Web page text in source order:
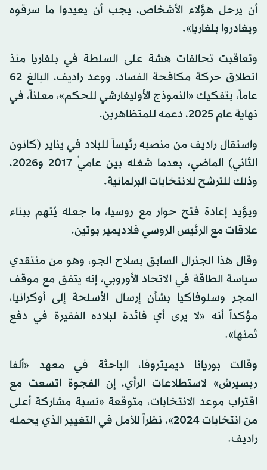
أن يرحل هؤلاء الأشخاص، يجب أن يعيدوا ما سرقوه
ويغادروا بلغاريا».
وتعاقبت تحالفات هشة على السلطة في بلغاريا منذ
انطلاق حركة مكافحة الفساد، ووعد راديف، البالغ 62
عاماً، بتفكيك «النموذج الأوليغارشي للحكم»، معلناً، في
نهاية عام 2025، دعمه للمتظاهرين.
واستقال راديف من منصبه رئيساً للبلاد في يناير (كانون
الثاني) الماضي، بعدما شغله بين عاميْ 2017 و2026،
وذلك للترشح للانتخابات البرلمانية.
ويؤيد إعادة فتح حوار مع روسيا، ما جعله يُتهم ببناء
علاقات مع الرئيس الروسي فلاديمير بوتين.
وقال هذا الجنرال السابق بسلاح الجو، وهو من منتقدي
سياسة الطاقة في الاتحاد الأوروبي، إنه يتفق مع موقف
المجر وسلوفاكيا بشأن إرسال الأسلحة إلى أوكرانيا،
مؤكداً أنه «لا يرى أي فائدة لبلاده الفقيرة في دفع
ثمنها».
وقالت بوريانا ديميتروفا، الباحثة في معهد «ألفا
ريسيرش» لاستطلاعات الرأي، إن الفجوة اتسعت مع
اقتراب موعد الانتخابات، متوقعة «نسبة مشاركة أعلى
من انتخابات 2024»، نظراً للأمل في التغيير الذي يحمله
راديف.